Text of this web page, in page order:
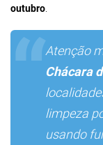
outubro
Atenção
Chácara
limpeza
usando